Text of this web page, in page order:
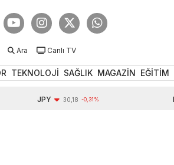
Ara Canlı TV
TEKNOLOJİ SAĞLIK MAGAZİN EĞİTİM
30,18 -0,31%